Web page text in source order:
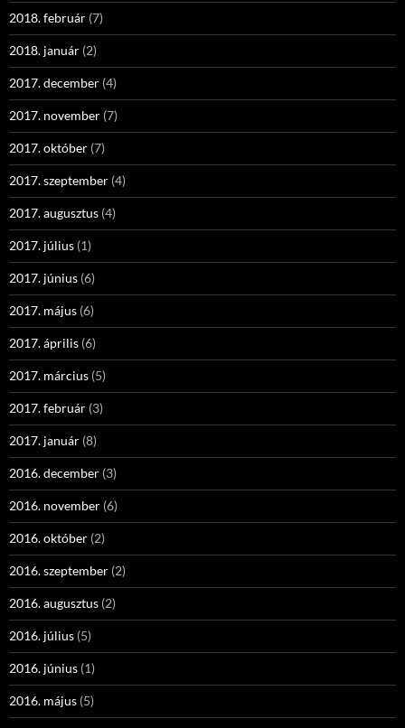
2018. február (7)
2018. január (2)
2017. december (4)
2017. november (7)
2017. október (7)
2017. szeptember (4)
2017. augusztus (4)
2017. július (1)
2017. június (6)
2017. május (6)
2017. április (6)
2017. március (5)
2017. február (3)
2017. január (8)
2016. december (3)
2016. november (6)
2016. október (2)
2016. szeptember (2)
2016. augusztus (2)
2016. július (5)
2016. június (1)
2016. május (5)